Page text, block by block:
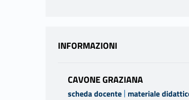
INFORMAZIONI
CAVONE GRAZIANA
scheda docente | materiale